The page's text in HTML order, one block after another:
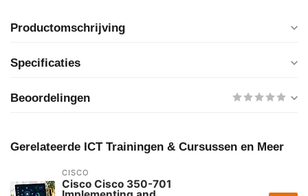
Productomschrijving
Specificaties
Beoordelingen
Gerelateerde ICT Trainingen & Cursussen en Meer
CISCO
Cisco Cisco 350-701